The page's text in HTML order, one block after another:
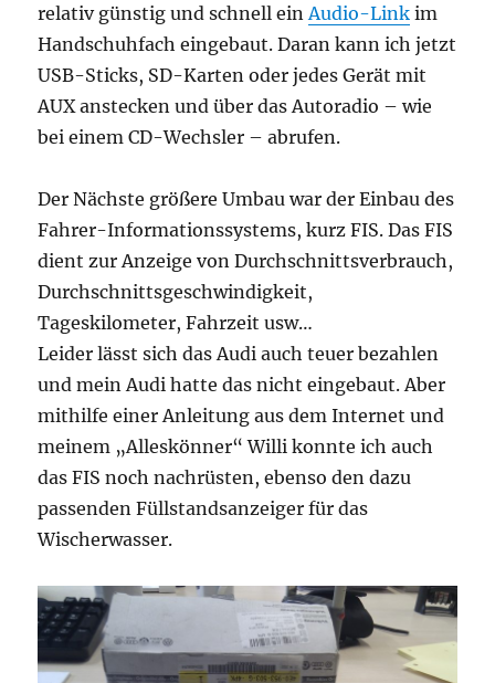
relativ günstig und schnell ein Audio-Link im
Handschuhfach eingebaut. Daran kann ich jetzt
USB-Sticks, SD-Karten oder jedes Gerät mit
AUX anstecken und über das Autoradio – wie
bei einem CD-Wechsler – abrufen.
Der Nächste größere Umbau war der Einbau des
Fahrer-Informationssystems, kurz FIS. Das FIS
dient zur Anzeige von Durchschnittsverbrauch,
Durchschnittsgeschwindigkeit,
Tageskilometer, Fahrzeit usw…
Leider lässt sich das Audi auch teuer bezahlen
und mein Audi hatte das nicht eingebaut. Aber
mithilfe einer Anleitung aus dem Internet und
meinem „Alleskönner“ Willi konnte ich auch
das FIS noch nachrüsten, ebenso den dazu
passenden Füllstandsanzeiger für das
Wischerwasser.